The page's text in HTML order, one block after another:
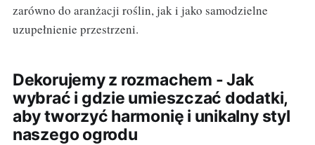
zarówno do aranżacji roślin, jak i jako samodzielne
uzupełnienie przestrzeni.
Dekorujemy z rozmachem - Jak
wybrać i gdzie umieszczać dodatki,
aby tworzyć harmonię i unikalny styl
naszego ogrodu